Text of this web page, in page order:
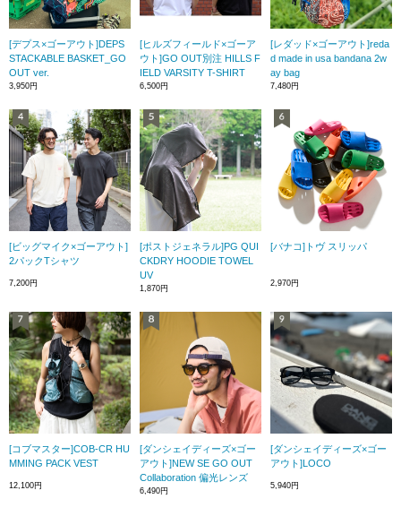
[デプス×ゴーアウト]DEPS
STACKABLE BASKET_GO
OUT ver.
3,950円
[ヒルズフィールド×ゴーア
ウト]GO OUT別注 HILLS F
IELD VARSITY T-SHIRT
6,500円
[レダッド×ゴーアウト]reda
d made in usa bandana 2w
ay bag
7,480円
[ビッグマイク×ゴーアウト]
2パックTシャツ
7,200円
[ポストジェネラル]PG QUI
CKDRY HOODIE TOWEL
UV
1,870円
[バナコ]トヴ スリッパ
2,970円
[コブマスター]COB-CR HU
MMING PACK VEST
12,100円
[ダンシェイディーズ×ゴー
アウト]NEW SE GO OUT
Collaboration 偏光レンズ
6,490円
[ダンシェイディーズ×ゴー
アウト]LOCO
5,940円